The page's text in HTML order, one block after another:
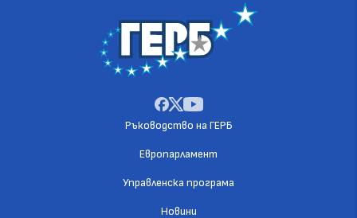
Ръководство на ГЕРБ
Европарламент
Управленска програма
Новини